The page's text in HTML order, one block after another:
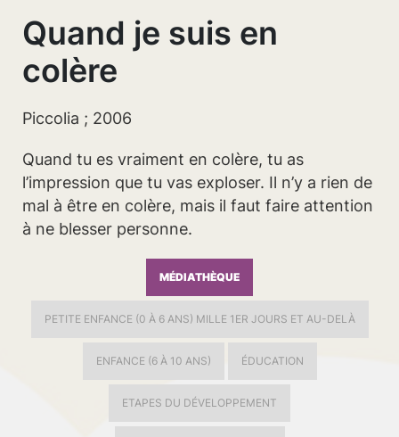
Quand je suis en
colère
Piccolia ; 2006
Quand tu es vraiment en colère, tu as
l’impression que tu vas exploser. Il n’y a rien de
mal à être en colère, mais il faut faire attention
à ne blesser personne.
MÉDIATHÈQUE
PETITE ENFANCE (0 À 6 ANS) MILLE 1ER JOURS ET AU-DELÀ
ENFANCE (6 À 10 ANS) ÉDUCATION
ETAPES DU DÉVELOPPEMENT